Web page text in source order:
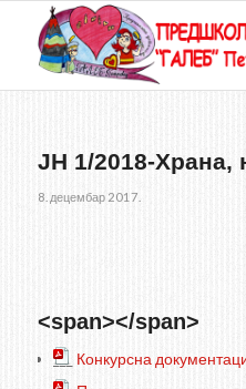
JН 1/2018-Храна,
8. децембар 2017.
<span></span>
___ Конкурсна